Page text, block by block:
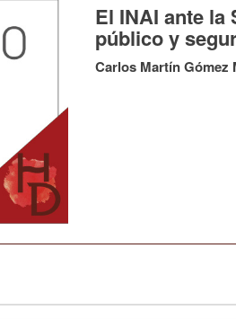
El INAI ante
público y
Carlos Martín Gómez